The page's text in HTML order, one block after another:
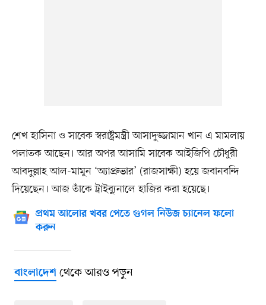
শেখ হাসিনা ও সাবেক স্বরাষ্ট্রমন্ত্রী আসাদুজ্জামান খান এ মামলায়
পলাতক আছেন। আর অপর আসামি সাবেক আইজিপি চৌধুরী
আবদুল্লাহ আল-মামুন ‘অ্যাপ্রুভার’ (রাজসাক্ষী) হয়ে জবানবন্দি
দিয়েছেন। আজ তাঁকে ট্রাইব্যুনালে হাজির করা হয়েছে।
প্রথম আলোর খবর পেতে গুগল নিউজ চ্যানেল ফলো
করুন
বাংলাদেশথেকে আরও পড়ুন